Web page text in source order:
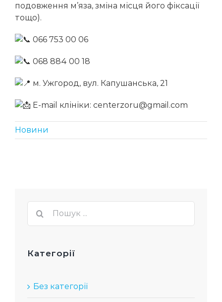
подовження м’яза, зміна місця його фіксації
тощо).
066 753 00 06
068 884 00 18
м. Ужгород, вул. Капушанська, 21
E-mail клініки: centerzoru@gmail.com
Новини
Категорії
Без категорії